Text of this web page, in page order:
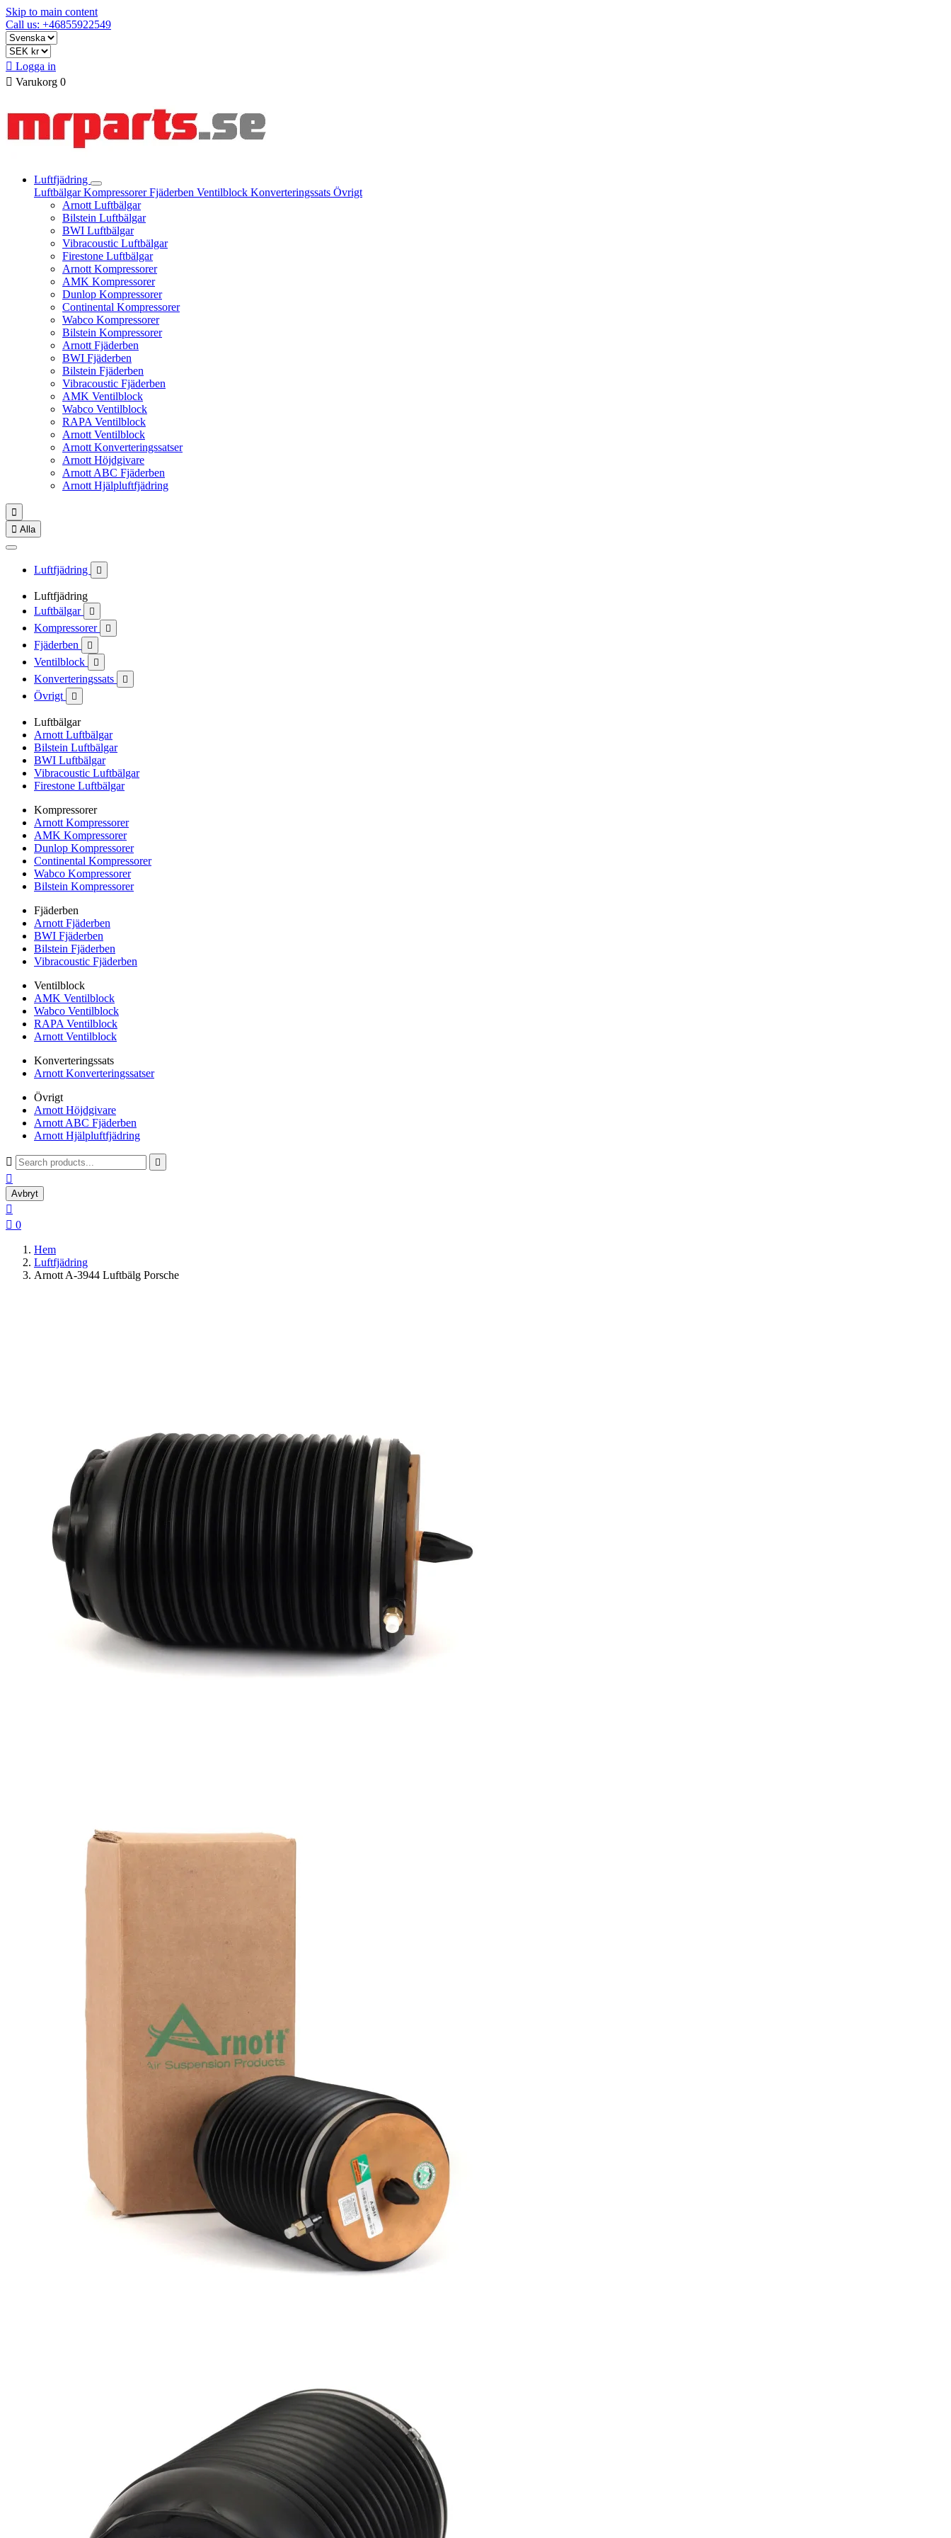
Skip to main content
Call us: +46855922549
 Logga in
 Varukorg 0
Luftfjädring
LuftbälgarKompressorerFjäderben Ventilblock Konverteringssats Övrigt
Arnott Luftbälgar
Bilstein Luftbälgar
BWI Luftbälgar
Vibracoustic Luftbälgar
Firestone Luftbälgar
Arnott Kompressorer
AMK Kompressorer
Dunlop Kompressorer
Continental Kompressorer
Wabco Kompressorer
Bilstein Kompressorer
Arnott Fjäderben
BWI Fjäderben
Bilstein Fjäderben
Vibracoustic Fjäderben
AMK Ventilblock
Wabco Ventilblock
RAPA Ventilblock
Arnott Ventilblock
Arnott Konverteringssatser
Arnott Höjdgivare
Arnott ABC Fjäderben
Arnott Hjälpluftfjädring

 Alla
Luftfjädring 
Luftfjädring
Luftbälgar

Kompressorer 
Fjäderben 
Ventilblock 
Konverteringssats 
Övrigt 
Luftbälgar
Arnott Luftbälgar
Bilstein Luftbälgar
BWI Luftbälgar
Vibracoustic Luftbälgar
Firestone Luftbälgar
Kompressorer
Arnott Kompressorer
AMK Kompressorer
Dunlop Kompressorer
Continental Kompressorer
Wabco Kompressorer
Bilstein Kompressorer
Fjäderben
Arnott Fjäderben
BWI Fjäderben
Bilstein Fjäderben
Vibracoustic Fjäderben
Ventilblock
AMK Ventilblock
Wabco Ventilblock
RAPA Ventilblock
Arnott Ventilblock
Konverteringssats
Arnott Konverteringssatser
Övrigt
Arnott Höjdgivare
Arnott ABC Fjäderben
Arnott Hjälpluftfjädring
 

Avbryt

 0
Hem
Luftfjädring
Arnott A-3944 Luftbälg Porsche